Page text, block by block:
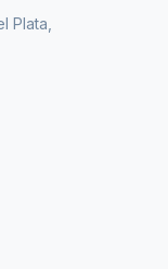
Plata,